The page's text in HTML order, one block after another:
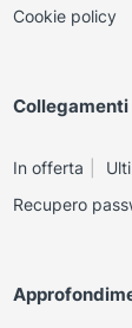
Cookie policy
In offerta
Recupero